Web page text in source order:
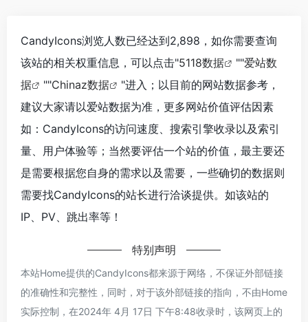
CandyIcons浏览人数已经达到2,898，如你需要查询
该站的相关权重信息，可以点击"5118数据 ""爱站数
据
""Chinaz数据
"进入；以目前的网站数据参考，
建议大家请以爱站数据为准，更多网站价值评估因素
如：CandyIcons的访问速度、搜索引擎收录以及索引
量、用户体验等；当然要评估一个站的价值，最主要还
是需要根据您自身的需求以及需要，一些确切的数据则
需要找CandyIcons的站长进行洽谈提供。如该站的
IP、PV、跳出率等！
特别声明
本站Home提供的CandyIcons都来源于网络，不保证外部链接
的准确性和完整性，同时，对于该外部链接的指向，不由Home
实际控制，在2024年 4月 17日 下午8:48收录时，该网页上的